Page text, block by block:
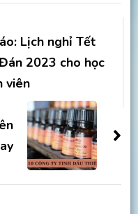
Lịch nghỉ Tết
2023 cho học
viên